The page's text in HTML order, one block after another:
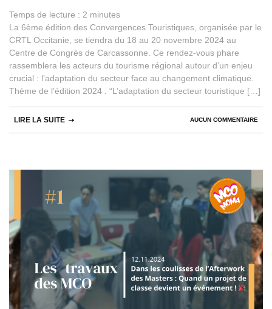
Temps de lecture : 2 minutes
La 6ème édition des Convergences Touristiques, organisée par le
CRTL Occitanie, se tiendra du 18 au 20 novembre 2024 au
Centre de Congrès de Carcassonne. Ce rendez-vous phare
rassemblera les acteurs du tourisme régional autour d’un enjeu
crucial : l’adaptation du secteur face au changement climatique.
Thème de l’édition 2024 : “L’adaptation du secteur touristique […]
AUCUN COMMENTAIRE
LIRE LA SUITE